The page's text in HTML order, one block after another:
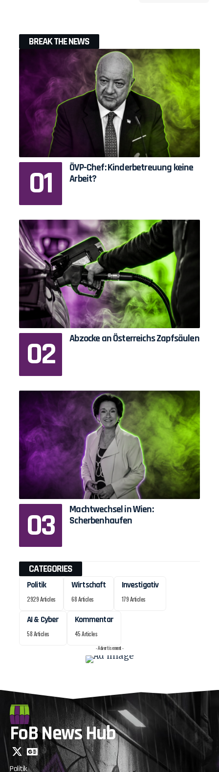
BREAK THE NEWS
ÖVP-Chef: Kinderbetreuung keine
Arbeit?
Abzocke an Österreichs Zapfsäulen
Machtwechsel in Wien:
Scherbenhaufen
CATEGORIES
Politik
2929 Articles
Wirtschaft
68 Articles
Investigativ
179 Articles
AI & Cyber
58 Articles
Kommentar
45 Articles
- Advertisement -
FoB News Hub
Politik